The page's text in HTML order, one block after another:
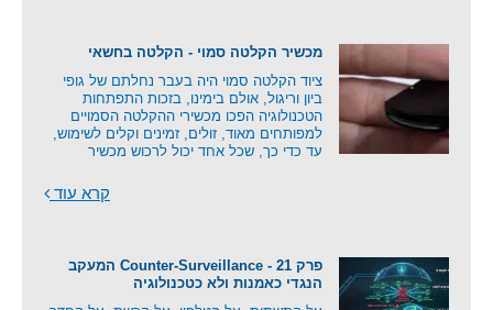
מכשיר הקלטה סמוי - הקלטה בחשאי
ציוד הקלטה סמוי היה בעבר נחלתם של גופי
ביון וריגול, אולם בימינו, בזכות התפתחות
הטכנולוגיה הפכו מכשירי ההקלטה הסמויים
למפותחים מאוד, זולים, זמינים וקלים לשימוש,
עד כדי כך, שכל אחד יכול לרכוש מכשיר
קרא עוד
פרק 21 - Counter-Surveillance המעקב
הנגדי כאמנות ולא כטכנולוגיה